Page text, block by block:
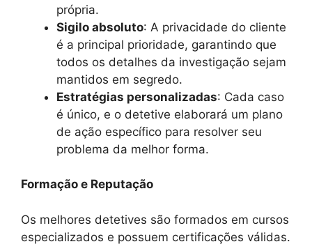
própria.
Sigilo absoluto: A privacidade do cliente
é a principal prioridade, garantindo que
todos os detalhes da investigação sejam
mantidos em segredo.
Estratégias personalizadas: Cada caso
é único, e o detetive elaborará um plano
de ação específico para resolver seu
problema da melhor forma.
Formação e Reputação
Os melhores detetives são formados em cursos
especializados e possuem certificações válidas.